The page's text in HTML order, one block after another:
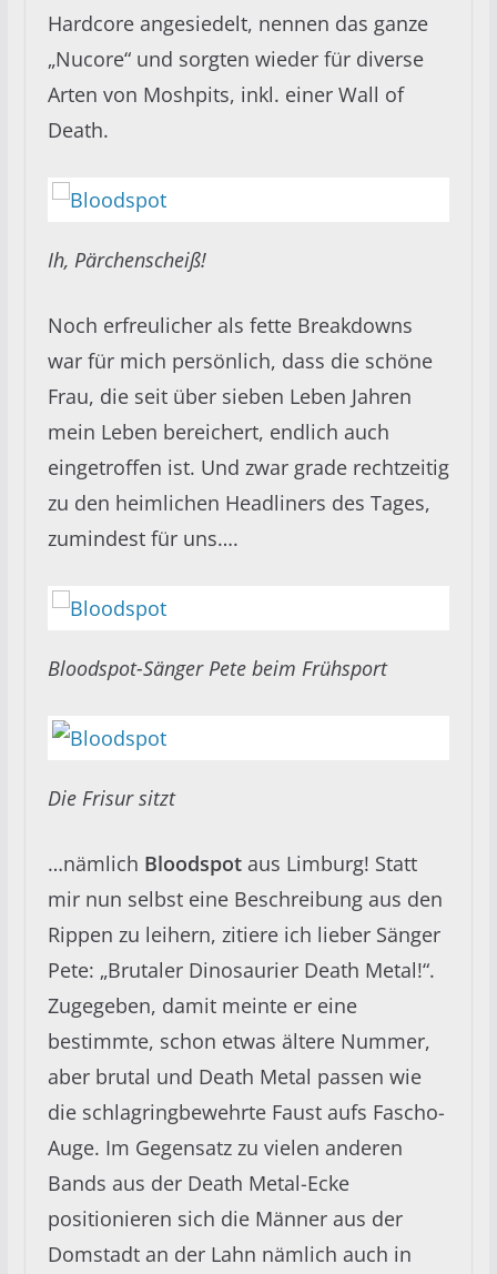
Hardcore angesiedelt, nennen das ganze
„Nucore“ und sorgten wieder für diverse
Arten von Moshpits, inkl. einer Wall of
Death.
Ih, Pärchenscheiß!
Noch erfreulicher als fette Breakdowns
war für mich persönlich, dass die schöne
Frau, die seit über sieben Leben Jahren
mein Leben bereichert, endlich auch
eingetroffen ist. Und zwar grade rechtzeitig
zu den heimlichen Headliners des Tages,
zumindest für uns….
Bloodspot-Sänger Pete beim Frühsport
Die Frisur sitzt
…nämlich Bloodspotaus Limburg! Statt
mir nun selbst eine Beschreibung aus den
Rippen zu leihern, zitiere ich lieber Sänger
Pete: „Brutaler Dinosaurier Death Metal!“.
Zugegeben, damit meinte er eine
bestimmte, schon etwas ältere Nummer,
aber brutal und Death Metal passen wie
die schlagringbewehrte Faust aufs Fascho-
Auge. Im Gegensatz zu vielen anderen
Bands aus der Death Metal-Ecke
positionieren sich die Männer aus der
Domstadt an der Lahn nämlich auch in